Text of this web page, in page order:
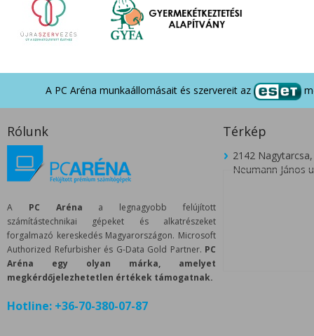
A PC Aréna munkaállomásait és szervereit az
Rólunk Térkép
A PC Aréna a legnagyobb felújított
számítástechnikai gépeket és alkatrészeket
forgalmazó kereskedés Magyarországon. Microsoft
Authorized Refurbisher és G-Data Gold Partner. PC
Aréna egy olyan márka, amelyet
megkérdőjelezhetetlen értékek támogatnak.
2142 Nagytarcsa,
Neumann János
Hotline: +36-70-380-07-87